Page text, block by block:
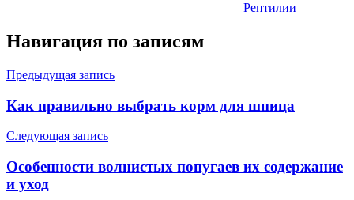
Рептилии
Навигация по записям
Предыдущая запись
Как правильно выбрать корм для шпица
Следующая запись
Особенности волнистых попугаев их содержание
и уход